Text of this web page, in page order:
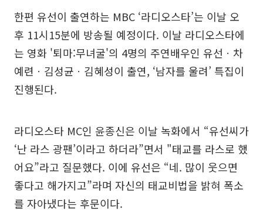
한편 유선이 출연하는 MBC ‘라디오스타’는 이날 오
후 11시15분에 방송될 예정이다. 이날 라디오스타에
는 영화 '퇴마:무녀굴'의 4명의 주연배우인 유선ㆍ차
예련ㆍ김성균ㆍ김혜성이 출연, ‘남자를 울려’ 특집이
진행된다.
라디오스타 MC인 윤종신은 이날 녹화에서 “유선씨가
‘난 라스 광팬’이라고 하더라”면서 "태교를 라스로 했
어요”라고 질문했다. 이에 유선은 “네. 많이 웃으면
좋다고 해가지고”라며 자신의 태교비법을 밝혀 폭소
를 자아냈다는 후문이다.